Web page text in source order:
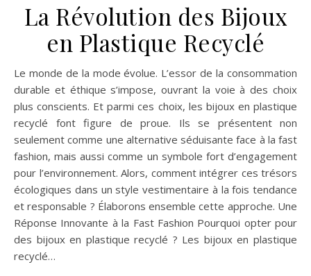
La Révolution des Bijoux
en Plastique Recyclé
Le monde de la mode évolue. L’essor de la consommation
durable et éthique s’impose, ouvrant la voie à des choix
plus conscients. Et parmi ces choix, les bijoux en plastique
recyclé font figure de proue. Ils se présentent non
seulement comme une alternative séduisante face à la fast
fashion, mais aussi comme un symbole fort d’engagement
pour l’environnement. Alors, comment intégrer ces trésors
écologiques dans un style vestimentaire à la fois tendance
et responsable ? Élaborons ensemble cette approche. Une
Réponse Innovante à la Fast Fashion Pourquoi opter pour
des bijoux en plastique recyclé ? Les bijoux en plastique
recyclé…